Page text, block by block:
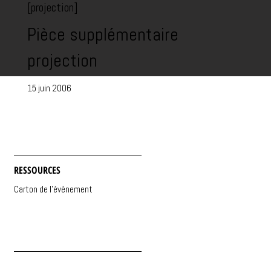
[projection]
Pièce supplémentaire
projection
15 juin 2006
RESSOURCES
Carton de l'évènement